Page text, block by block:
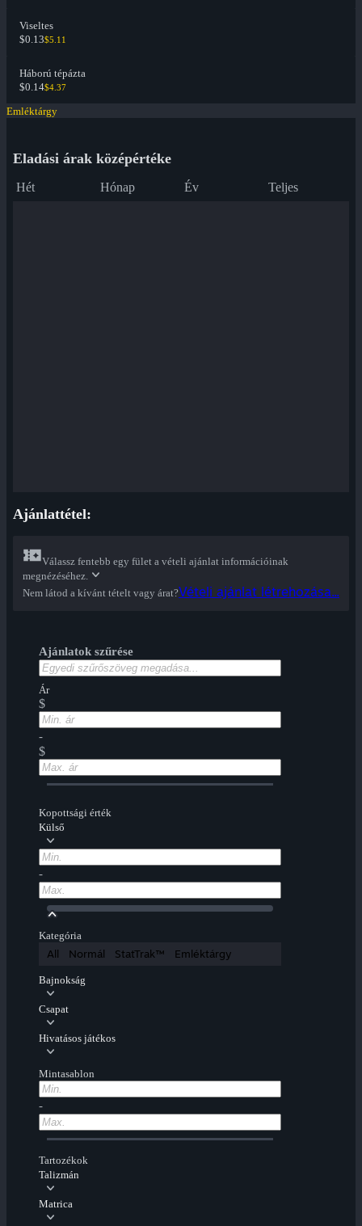
Viseltes
$0.13$5.11
Háború tépázta
$0.14$4.37
Emléktárgy
Eladási árak középértéke
Hét Hónap Év Teljes
Ajánlattétel:
Válassz fentebb egy fület a vételi ajánlat információinak
megnézéséhez.
Nem látod a kívánt tételt vagy árat?Vételi ajánlat létrehozása...
Ajánlatok szűrése
Ár
$
-
$
Kopottsági érték
Külső
-
Kategória
All Normál StatTrak™ Emléktárgy
Bajnokság
Csapat
Hivatásos játékos
Mintasablon
-
Tartozékok
Talizmán
Matrica